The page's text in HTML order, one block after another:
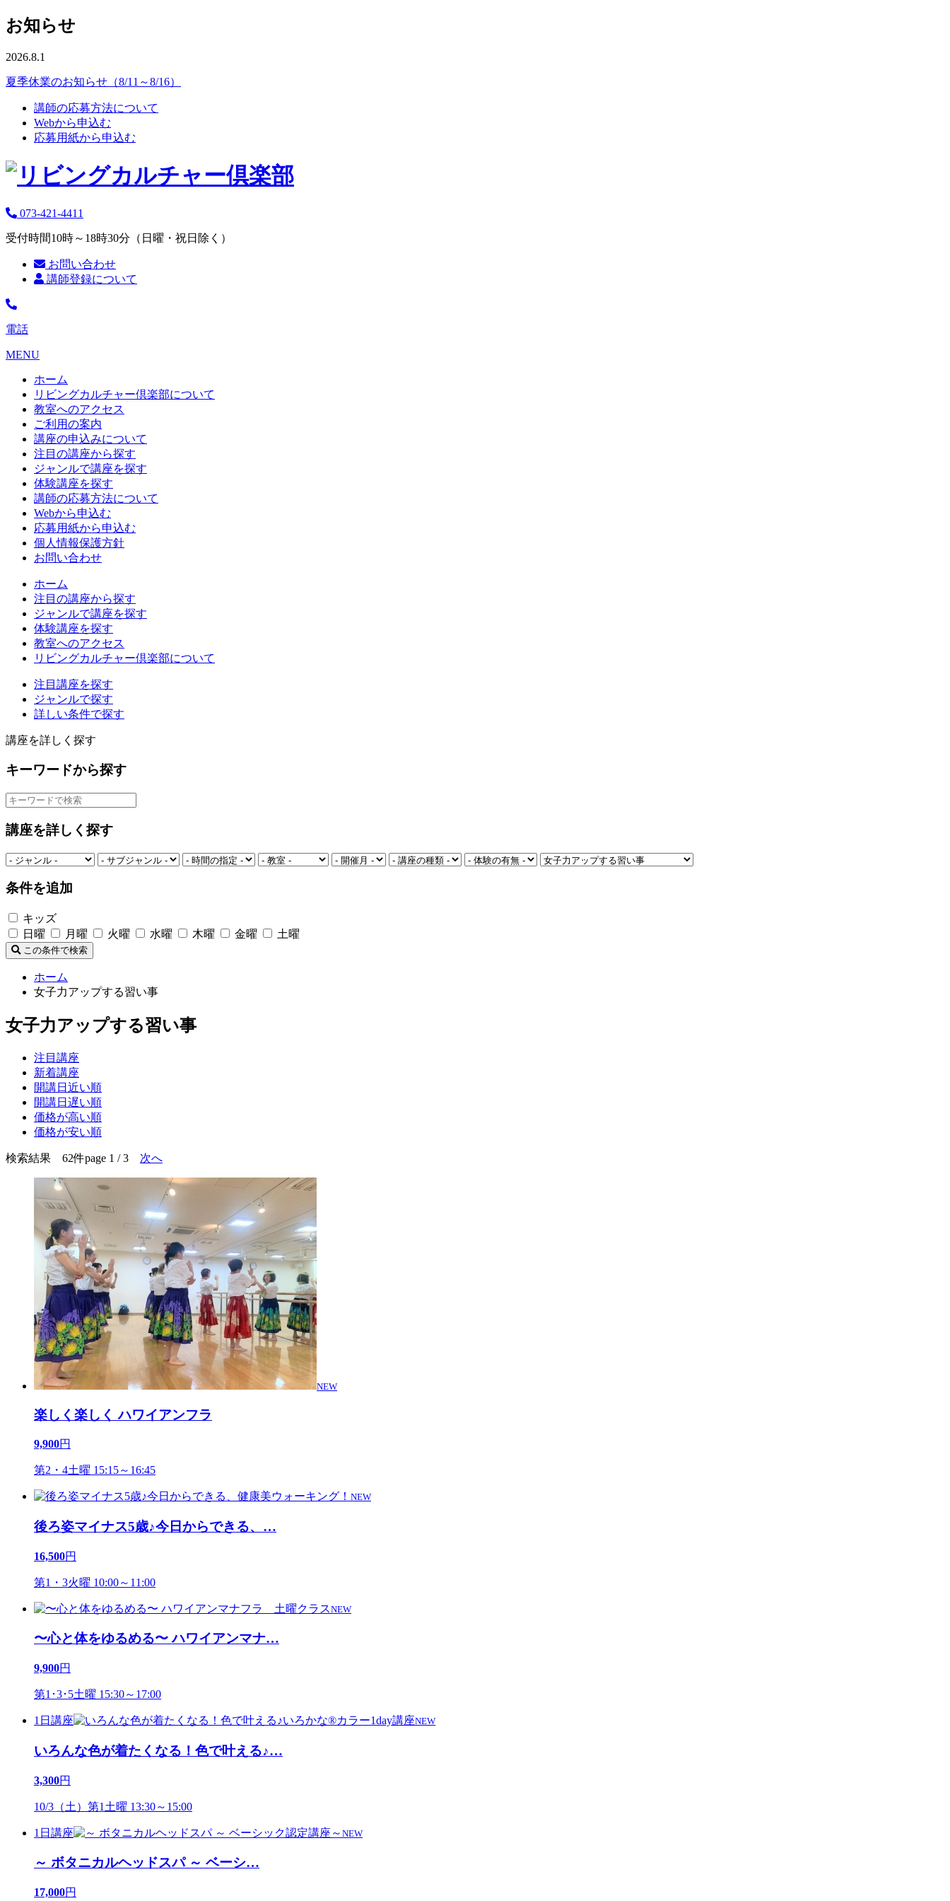
お知らせ
2026.8.1
夏季休業のお知らせ（8/11～8/16）
講師の応募方法について
Webから申込む
応募用紙から申込む
073-421-4411
受付時間10時～18時30分（日曜・祝日除く）
お問い合わせ
講師登録について
電話
MENU
ホーム
リビングカルチャー倶楽部について
教室へのアクセス
ご利用の案内
講座の申込みについて
注目の講座から探す
ジャンルで講座を探す
体験講座を探す
講師の応募方法について
Webから申込む
応募用紙から申込む
個人情報保護方針
お問い合わせ
ホーム
注目の講座から探す
ジャンルで講座を探す
体験講座を探す
教室へのアクセス
リビングカルチャー倶楽部について
注目講座を探す
ジャンルで探す
詳しい条件で探す
講座を詳しく探す
キーワードから探す
講座を詳しく探す
条件を追加
キッズ
日曜
月曜 火曜 水曜 木曜 金曜 土曜
この条件で検索
ホーム
女子力アップする習い事
女子力アップする習い事
注目講座
新着講座
開講日近い順
開講日遅い順
価格が高い順
価格が安い順
検索結果 62件page 1 / 3 次へ
NEW
楽しく楽しく ハワイアンフラ
9,900円
第2・4土曜 15:15～16:45
NEW
後ろ姿マイナス5歳♪今日からできる、 …
16,500円
第1・3火曜 10:00～11:00
NEW
〜心と体をゆるめる〜 ハワイアンマナ…
9,900円
第1･3･5土曜 15:30～17:00
1日講座 NEW
いろんな色が着たくなる！色で叶える♪…
3,300円
10/3（土）第1土曜 13:30～15:00
1日講座 NEW
～ ボタニカルヘッドスパ ～ ベーシ…
17,000円